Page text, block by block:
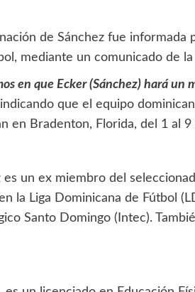
de Sánchez fue
mediante un comunicado de
en que Ecker (Sánchez) hará
indicando que el equipo
en Bradenton, Florida, del 1 al
es un ex miembro del
la Liga Dominicana de Fútbol
Santo Domingo (Intec).